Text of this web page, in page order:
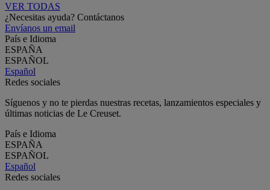
VER TODAS
¿Necesitas ayuda? Contáctanos
Envíanos un email
País e Idioma
ESPAÑA
ESPAÑOL
Español
Redes sociales
Síguenos y no te pierdas nuestras recetas, lanzamientos especiales y
últimas noticias de Le Creuset.
País e Idioma
ESPAÑA
ESPAÑOL
Español
Redes sociales